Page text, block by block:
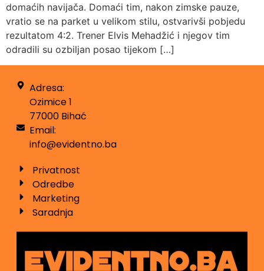
domaćih navijača. Domaći tim, nakon zimske pauze,
vratio se na parket u velikom stilu, ostvarivši pobjedu
rezultatom 4:2. Trener Elvis Mehadžić i njegov tim
odradili su ozbiljan posao tijekom […]
Adresa:
Ozimice 1
77000 Bihać
Email:
info@evidentno.ba
Privatnost
Odredbe
Marketing
Saradnja